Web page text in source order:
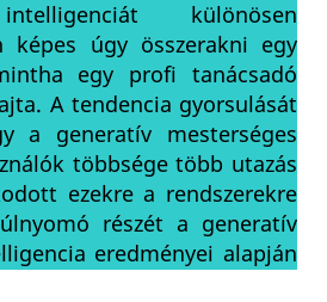
különösen
képes úgy összerakni egy
egy profi tanácsadó
A tendencia gyorsulását
a generatív mesterséges
többsége több utazás
ezekre a rendszerekre
részét a generatív
eredményei alapján